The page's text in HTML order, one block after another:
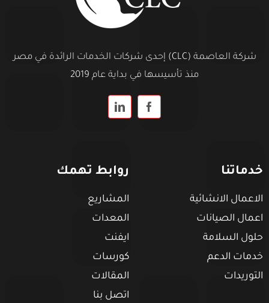
شركة العاصمة (CLC) إحدى شركات الخدمات الرائدة في مصر
منذ تأسيسها في بداية عام 2019
خدماتنا
الاعمال الانشائية
اعمال الصيانات
حلول السلامة
خدمات الدعم
التوريدات
روابط تهمك
المشاريع
المعدات
ايفنت
كورسات
المقالات
اتصل بنا